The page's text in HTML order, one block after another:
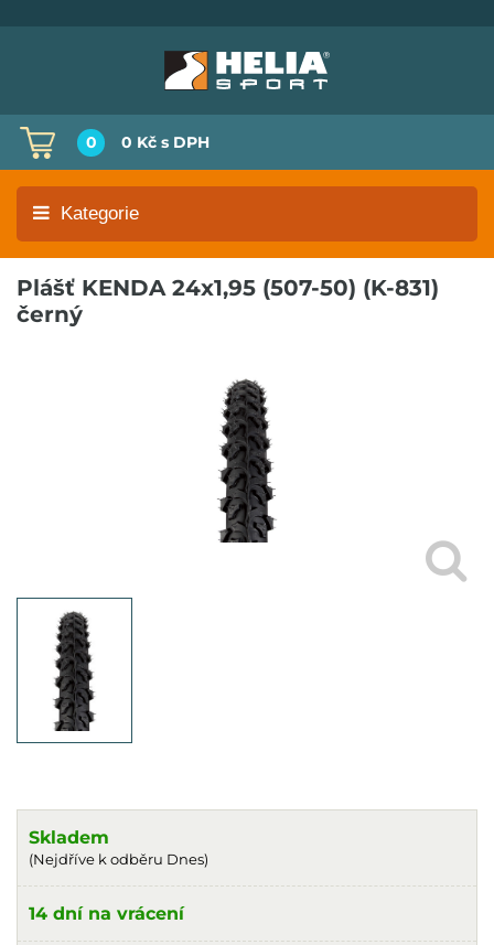
0 0 Kč s DPH
Kategorie
Plášť KENDA 24x1,95 (507-50) (K-831)
černý
Skladem
(Nejdříve k odběru Dnes)
14 dní na vrácení